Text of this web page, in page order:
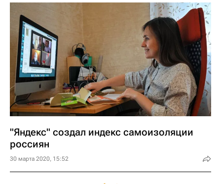
"Яндекс" создал индекс самоизоляции
россиян
30 марта 2020, 15:52